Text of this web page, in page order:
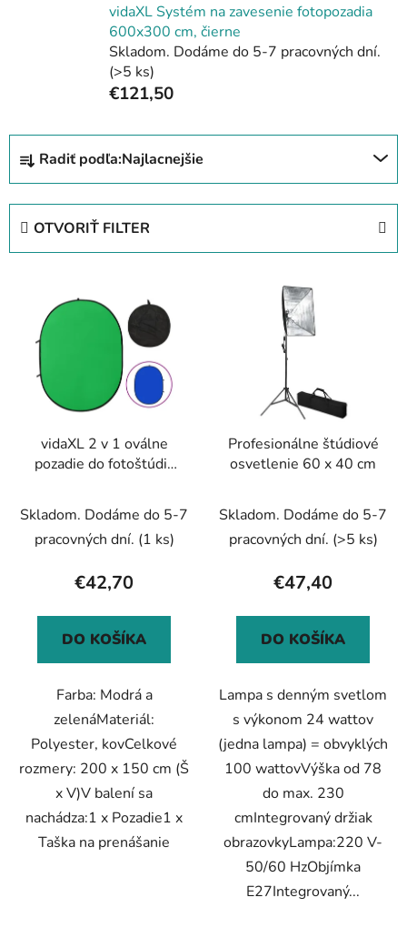
vidaXL Systém na zavesenie fotopozadia
600x300 cm, čierne
Skladom. Dodáme do 5-7 pracovných dní.
(>5 ks)
€121,50
R
d
Radiť podľa:Najlacnejšie
OTVORIŤ FILTER
vidaXL 2 v 1 oválne
pozadie do fotoštúdia
cm
Skladom. Dodáme do 5-7
pracovných dní. (1 ks)
€42,70
DO KOŠÍKA
Farba: Modrá a
zelenáMateriál:
Polyester, kovCelkové
rozmery: 200 x 150 cm (Š
x V)V balení sa
nachádza:1 x Pozadie1 x
Taška na prenášanie
Profesionálne štúdiové
osvetlenie 60 x 40 cm
Skladom. Dodáme do 5-7
pracovných dní. (>5 ks)
€47,40
DO KOŠÍKA
Lampa s denným svetlom
s výkonom 24 wattov
(jedna lampa) = obvyklých
100 wattovVýška od 78
do max. 230
cmIntegrovaný držiak
obrazovkyLampa:220 V-
50/60 HzObjímka
E27Integrovaný...